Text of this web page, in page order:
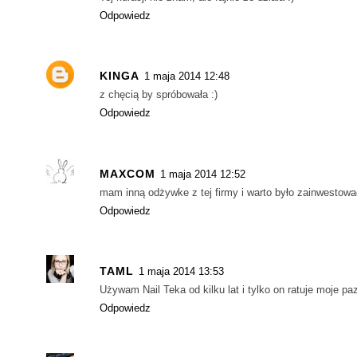
Odpowiedz
KINGA 1 maja 2014 12:48
z chęcią by spróbowała :)
Odpowiedz
MAXCOM 1 maja 2014 12:52
mam inną odżywke z tej firmy i warto było
Odpowiedz
TAML 1 maja 2014 13:53
Używam Nail Teka od kilku lat i tylko on ratuje moje
Odpowiedz